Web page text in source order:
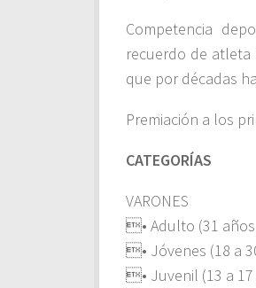
Competencia
recuerdo de atleta
que por décadas
Premiación a los
CATEGORÍAS
VARONES
• Adulto (31
• Jóvenes (18 a
• Juvenil (13 a 17